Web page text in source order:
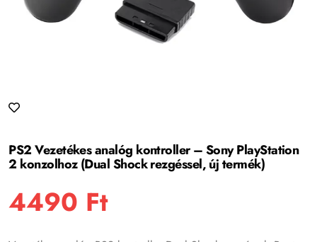
PS2 Vezetékes analóg kontroller – Sony PlayStation
2 konzolhoz (Dual Shock rezgéssel, új termék)
4490 Ft